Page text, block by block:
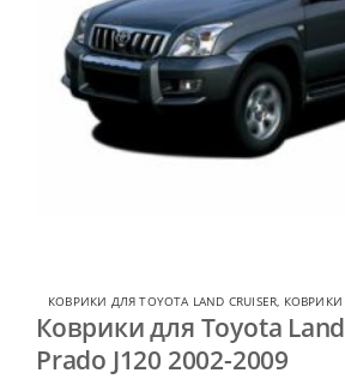
КОВРИКИ ДЛЯ TOYOTA LAND CRUISER, КОВРИКИ
Коврики для Toyota
Prado J120 2002-2009